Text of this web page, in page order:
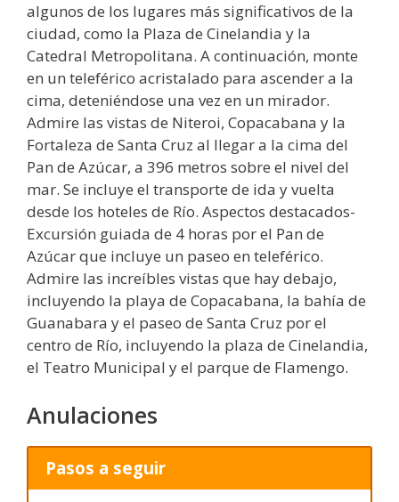
algunos de los lugares más significativos de la
ciudad, como la Plaza de Cinelandia y la
Catedral Metropolitana. A continuación, monte
en un teleférico acristalado para ascender a la
cima, deteniéndose una vez en un mirador.
Admire las vistas de Niteroi, Copacabana y la
Fortaleza de Santa Cruz al llegar a la cima del
Pan de Azúcar, a 396 metros sobre el nivel del
mar. Se incluye el transporte de ida y vuelta
desde los hoteles de Río. Aspectos destacados-
Excursión guiada de 4 horas por el Pan de
Azúcar que incluye un paseo en teleférico.
Admire las increíbles vistas que hay debajo,
incluyendo la playa de Copacabana, la bahía de
Guanabara y el paseo de Santa Cruz por el
centro de Río, incluyendo la plaza de Cinelandia,
el Teatro Municipal y el parque de Flamengo.
Anulaciones
Pasos a seguir